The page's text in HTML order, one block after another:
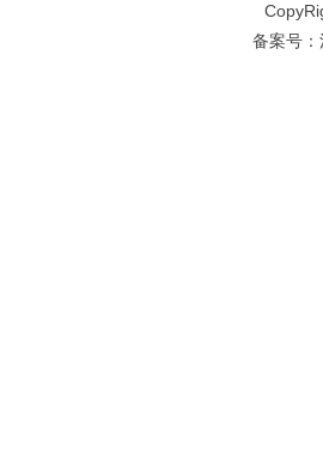
备案号：